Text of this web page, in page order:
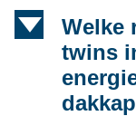
d
Welke
twins